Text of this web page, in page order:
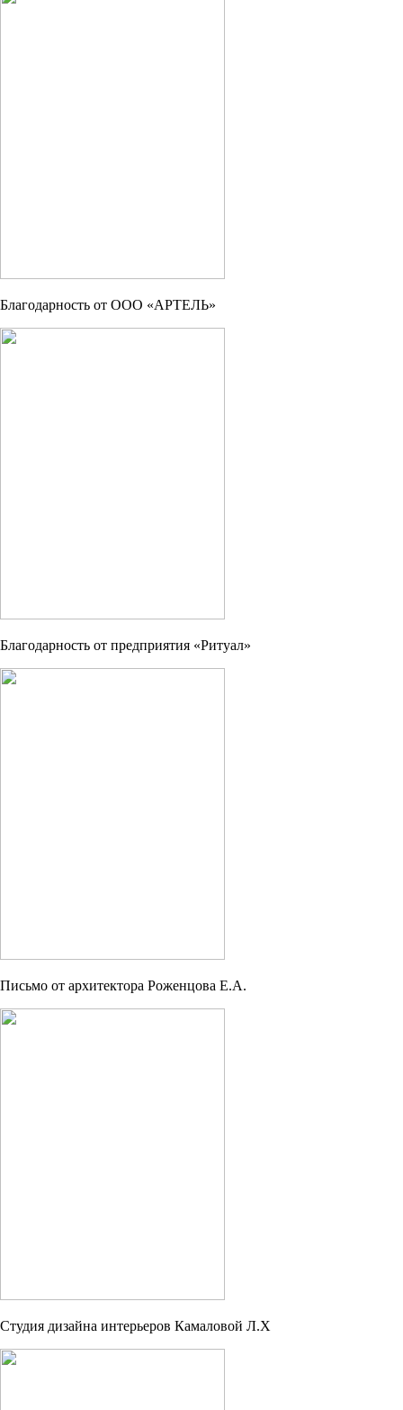
Благодарность от ООО «АРТЕЛЬ»
Благодарность от предприятия «Ритуал»
Письмо от архитектора Роженцова Е.А.
Студия дизайна интерьеров Камаловой Л.Х